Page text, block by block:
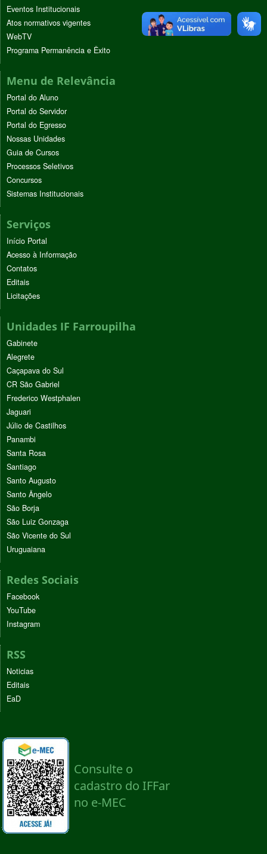
Eventos Institucionais
Atos normativos vigentes
WebTV
Programa Permanência e Êxito
Menu de Relevância
Portal do Aluno
Portal do Servidor
Portal do Egresso
Nossas Unidades
Guia de Cursos
Processos Seletivos
Concursos
Sistemas Institucionais
Serviços
Início Portal
Acesso à Informação
Contatos
Editais
Licitações
Unidades IF Farroupilha
Gabinete
Alegrete
Caçapava do Sul
CR São Gabriel
Frederico Westphalen
Jaguari
Júlio de Castilhos
Panambi
Santa Rosa
Santiago
Santo Augusto
Santo Ângelo
São Borja
São Luiz Gonzaga
São Vicente do Sul
Uruguaiana
Redes Sociais
Facebook
YouTube
Instagram
RSS
Noticias
Editais
EaD